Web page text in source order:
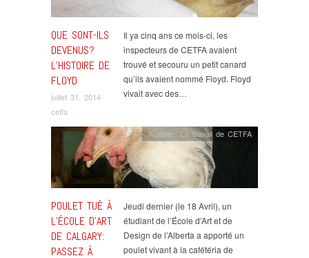
QUE SONT-ILS
DEVENUS?
L’HISTOIRE DE
FLOYD
juillet 31, 2014
cetfa
Il ya cinq ans ce mois-ci, les
inspecteurs de CETFA avaient
trouvé et secouru un petit canard
qu’ils avaient nommé Floyd. Floyd
vivait avec des…
POULET TUÉ À
L’ÉCOLE D’ART
DE CALGARY:
PASSEZ À
Agissez,Le travail de CETFA
Jeudi dernier (le 18 Avril), un
étudiant de l’École d’Art et de
Design de l’Alberta a apporté un
poulet vivant à la cafétéria de